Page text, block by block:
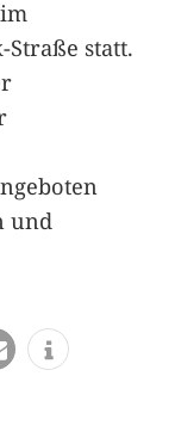
statt.
und